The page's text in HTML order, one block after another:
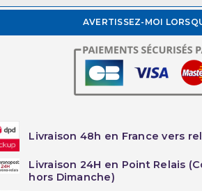
AVERTISSEZ-MOI
Livraison 48h en France vers
Livraison 24H en Point Relais
hors Dimanche)